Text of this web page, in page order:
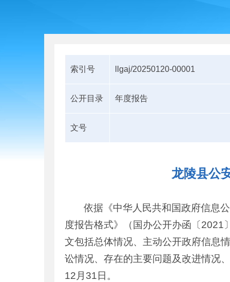
索引号 llgaj/20250120-00001
公开目录 年度报告
文号
龙陵县公
依据《中华人民共和国政府信息
度报告格式》（国办公开办函〔2021
文包括总体情况、主动公开政府信息
讼情况、存在的主要问题及改进情况
12月31日。